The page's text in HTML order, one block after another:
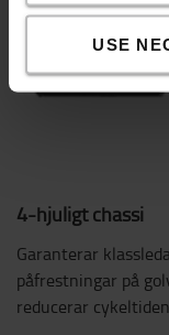
USE
4-hjuligt chassi
Garanterar
påfrestningar på
reducerar